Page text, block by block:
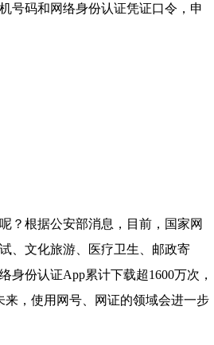
号码和网络身份认证凭证口令，申
？根据公安部消息，目前，国家网
、文化旅游、医疗卫生、邮政寄
份认证App累计下载超1600万次，
来，使用网号、网证的领域会进一步